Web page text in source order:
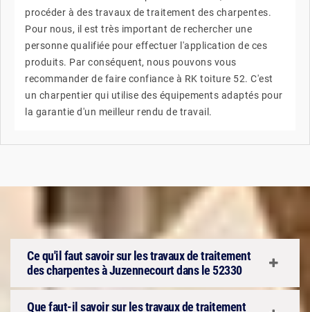
procéder à des travaux de traitement des charpentes.
Pour nous, il est très important de rechercher une
personne qualifiée pour effectuer l'application de ces
produits. Par conséquent, nous pouvons vous
recommander de faire confiance à RK toiture 52. C'est
un charpentier qui utilise des équipements adaptés pour
la garantie d'un meilleur rendu de travail.
Ce qu'il faut savoir sur les travaux de traitement
des charpentes à Juzennecourt dans le 52330
Que faut-il savoir sur les travaux de traitement